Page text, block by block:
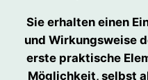
Sie erhalten einen
und Wirkungsweise
erste praktische
Möglichkeit, selbst